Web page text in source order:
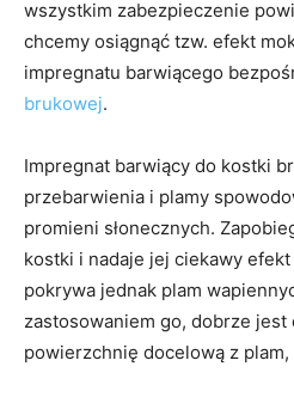
wszystkim zabezpieczenie
chcemy osiągnąć tzw. efekt
impregnatu barwiącego
brukowej.
Impregnat barwiący do kostki
przebarwienia i plamy
promieni słonecznych.
kostki i nadaje jej ciekawy
pokrywa jednak plam
zastosowaniem go, dobrze jest
powierzchnię docelową z